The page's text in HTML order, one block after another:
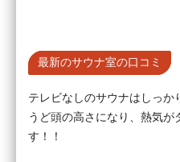
最新のサウナ室の口コミ
テレビなしのサウナはしっ
うど頭の高さになり、熱気が
す！！